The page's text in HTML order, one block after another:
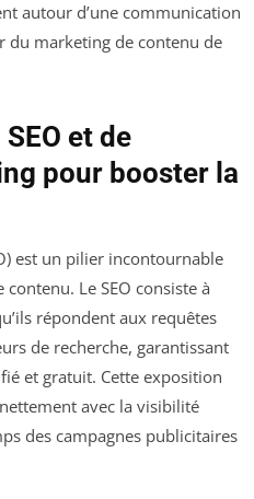
autour d’une communication
du marketing de contenu de
et de
pour booster la
est un pilier incontournable
Le SEO consiste à
répondent aux requêtes
de recherche, garantissant
et gratuit. Cette exposition
avec la visibilité
des campagnes publicitaires